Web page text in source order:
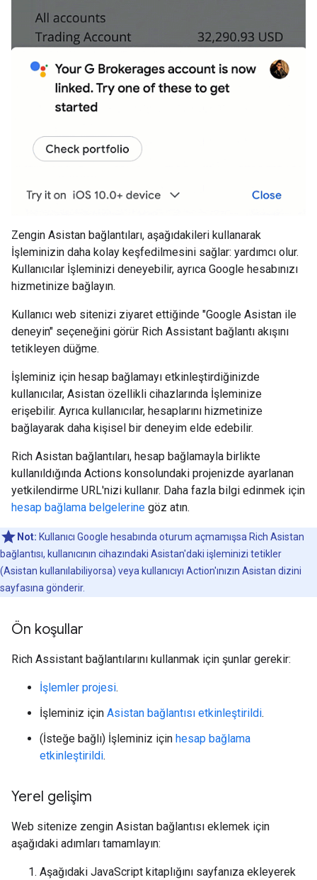
Zengin Asistan bağlantıları, aşağıdakileri kullanarak
İşleminizin daha kolay keşfedilmesini sağlar: yardımcı olur.
Kullanıcılar İşleminizi deneyebilir, ayrıca Google hesabınızı
hizmetinize bağlayın.
Kullanıcı web sitenizi ziyaret ettiğinde "Google Asistan ile
deneyin" seçeneğini görür Rich Assistant bağlantı akışını
tetikleyen düğme.
İşleminiz için hesap bağlamayı etkinleştirdiğinizde
kullanıcılar, Asistan özellikli cihazlarında İşleminize
erişebilir. Ayrıca kullanıcılar, hesaplarını hizmetinize
bağlayarak daha kişisel bir deneyim elde edebilir.
Rich Asistan bağlantıları, hesap bağlamayla birlikte
kullanıldığında Actions konsolundaki projenizde ayarlanan
yetkilendirme URL'nizi kullanır. Daha fazla bilgi edinmek için
hesap bağlama belgelerine göz atın.
Not: Kullanıcı Google hesabında oturum açmamışsa Rich Asistan
bağlantısı, kullanıcının cihazındaki Asistan'daki işleminizi tetikler
(Asistan kullanılabiliyorsa) veya kullanıcıyı Action'ınızın Asistan dizini
sayfasına gönderir.
Ön koşullar
Rich Assistant bağlantılarını kullanmak için şunlar gerekir:
İşlemler projesi.
İşleminiz için Asistan bağlantısı etkinleştirildi.
(İsteğe bağlı) İşleminiz için hesap bağlama
etkinleştirildi.
Yerel gelişim
Web sitenize zengin Asistan bağlantısı eklemek için
aşağıdaki adımları tamamlayın:
Aşağıdaki JavaScript kitaplığını sayfanıza ekleyerek